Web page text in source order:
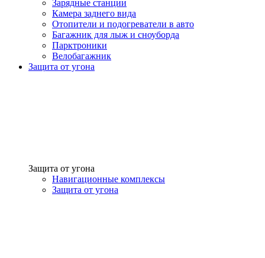
Зарядные станции
Камера заднего вида
Отопители и подогреватели в авто
Багажник для лыж и сноуборда
Парктроники
Велобагажник
Защита от угона
Защита от угона
Навигационные комплексы
Защита от угона